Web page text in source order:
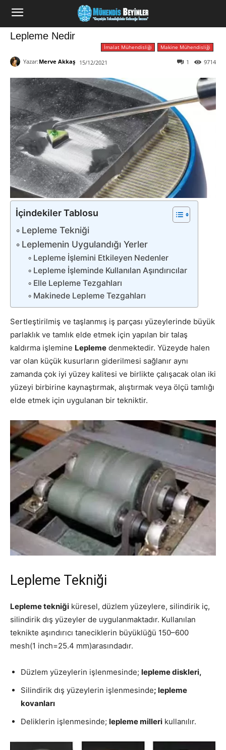
Lepleme Nedir
İmalat Mühendisliği Makine Mühendisliği
Yazar: Merve Akkaş 15/12/2021 9714
1
İçindekiler Tablosu
Lepleme Tekniği
Leplemenin Uygulandığı Yerler
Lepleme İşlemini Etkileyen Nedenler
Lepleme İşleminde Kullanılan Aşındırıcılar
Elle Lepleme Tezgahları
Makinede Lepleme Tezgahları
Sertleştirilmiş ve taşlanmış iş parçası yüzeylerinde büyük
parlaklık ve tamlık elde etmek için yapılan bir talaş
kaldırma işlemine Lepleme denmektedir. Yüzeyde halen
var olan küçük kusurların giderilmesi sağlanır aynı
zamanda çok iyi yüzey kalitesi ve birlikte çalışacak olan iki
yüzeyi birbirine kaynaştırmak, alıştırmak veya ölçü tamlığı
elde etmek için uygulanan bir tekniktir.
Lepleme Tekniği
Lepleme tekniği küresel, düzlem yüzeylere, silindirik iç,
silindirik dış yüzeyler de uygulanmaktadır. Kullanılan
teknikte aşındırıcı taneciklerin büyüklüğü 150–600
mesh(1 inch=25.4 mm)arasındadır.
Düzlem yüzeylerin işlenmesinde; lepleme diskleri,
Silindirik dış yüzeylerin işlenmesinde; lepleme
kovanları
Deliklerin işlenmesinde; lepleme milleri kullanılır.